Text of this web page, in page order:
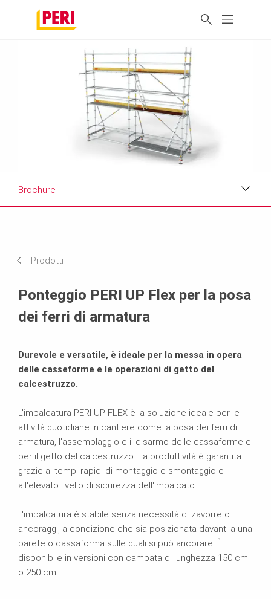
Brochure
Prodotti
Ponteggio PERI UP Flex per la posa
dei ferri di armatura
Durevole e versatile, è ideale per la messa in opera
delle casseforme e le operazioni di getto del
calcestruzzo.
L'impalcatura PERI UP FLEX è la soluzione ideale per le
attività quotidiane in cantiere come la posa dei ferri di
armatura, l'assemblaggio e il disarmo delle cassaforme e
per il getto del calcestruzzo. La produttività è garantita
grazie ai tempi rapidi di montaggio e smontaggio e
all'elevato livello di sicurezza dell'impalcato.
L'impalcatura è stabile senza necessità di zavorre o
ancoraggi, a condizione che sia posizionata davanti a una
parete o cassaforma sulle quali si può ancorare. È
disponibile in versioni con campata di lunghezza 150 cm
o 250 cm.